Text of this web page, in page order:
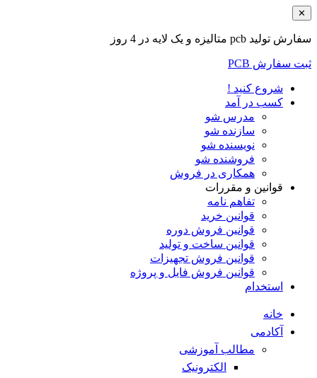
✕
سفارش تولید pcb متالیزه و یک لایه در 4 روز
ثبت سفارش PCB
شروع کنید !
کسب در آمد
مدرس شو
سازنده شو
نویسنده شو
فروشنده شو
همکاری در فروش
قوانین و مقررات
تفاهم نامه
قوانین خرید
قوانین فروش دوره
قوانین ساخت و تولید
قوانین فروش تجهیزات
قوانین فروش فایل و پروژه
استخدام
خانه
آکادمی
مطالب آموزشی
الکترونیک